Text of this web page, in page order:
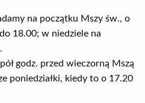
na początku Mszy św., o
18.00; w niedziele na
godz. przed wieczorną Mszą
poniedziałki, kiedy to o 17.20